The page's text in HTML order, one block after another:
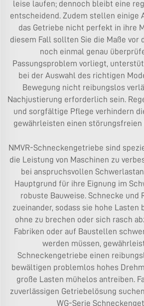
leise laufen; dennoch bleibt eine
entscheidend. Zudem stellen einige
das Getriebe nicht perfekt in ihre
diesem Fall sollten Sie die Maße vor
noch einmal genau
Passungsproblem vorliegt,
bei der Auswahl des richtigen
Bewegung nicht reibungslos
Nachjustierung erforderlich sein.
und sorgfältige Pflege verhindern
gewährleisten einen störungsfreien
NMVR-Schneckengetriebe sind
die Leistung von Maschinen zu
bei anspruchsvollen
Hauptgrund für ihre Eignung im
robuste Bauweise. Schnecke und
zueinander, sodass sie hohe Lasten
ohne zu brechen oder sich rasch
Fabriken oder auf Baustellen
werden müssen,
Schneckengetriebe einen
bewältigen problemlos hohes
große Lasten mühelos antreiben.
zuverlässigen Getriebelösung
WG-Serie